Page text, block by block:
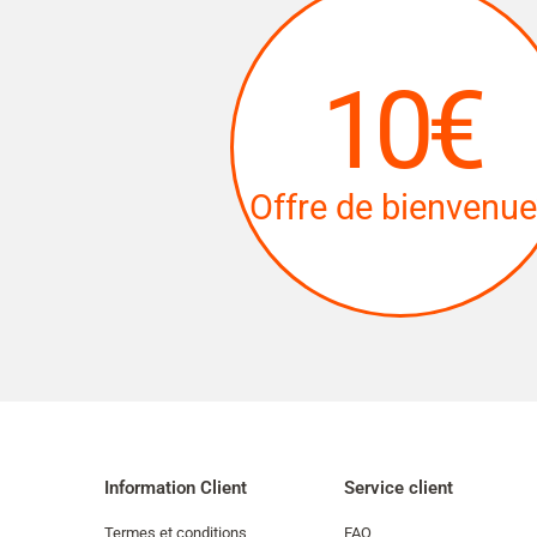
10€
Offre de
Information Client
Termes et conditions
Service client
FAQ